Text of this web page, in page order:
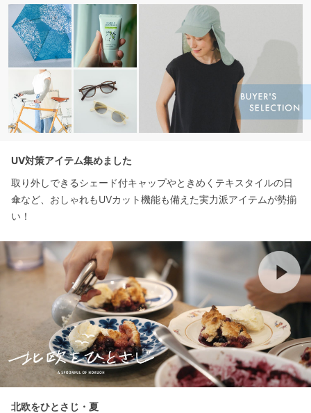
UV対策アイテム集めました
取り外しできるシェード付キャップやときめくテキスタイルの日
傘など、おしゃれもUVカット機能も備えた実力派アイテムが勢揃
い！
北欧をひとさじ・夏